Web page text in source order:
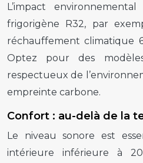
L’impact
frigorigène R32, par
réchauffement climatique
Optez pour des
respectueux de
empreinte carbone.
Confort : au-delà de la
Le niveau sonore est
intérieure inférieure à